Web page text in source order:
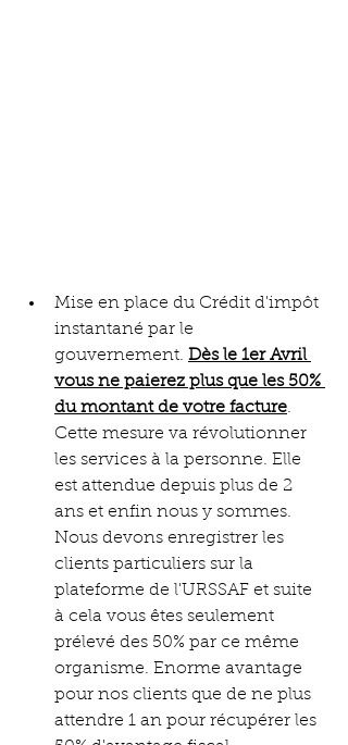
Mise en place du Crédit d'impôt
instantané par le
gouvernement. Dès le 1er Avril
vous ne paierez plus que les 50%
du montant de votre facture.
Cette mesure va révolutionner
les services à la personne. Elle
est attendue depuis plus de 2
ans et enfin nous y sommes.
Nous devons enregistrer les
clients particuliers sur la
plateforme de l'URSSAF et suite
à cela vous êtes seulement
prélevé des 50% par ce même
organisme. Enorme avantage
pour nos clients que de ne plus
attendre 1 an pour récupérer les